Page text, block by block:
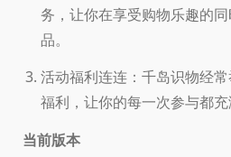
务，让你在享受购物乐趣的
品。
活动福利连连：千岛识物经
福利，让你的每一次参与都充
当前版本